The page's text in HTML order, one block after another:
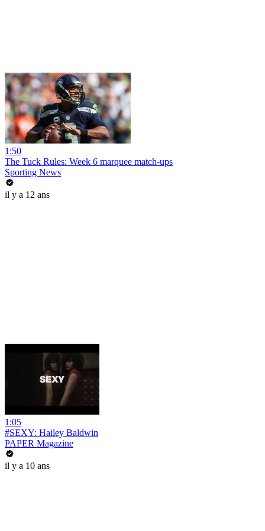
1:50
The Tuck Rules: Week 6 marquee match-ups
Sporting News
il y a 12 ans
1:05
#SEXY: Hailey Baldwin
PAPER Magazine
il y a 10 ans